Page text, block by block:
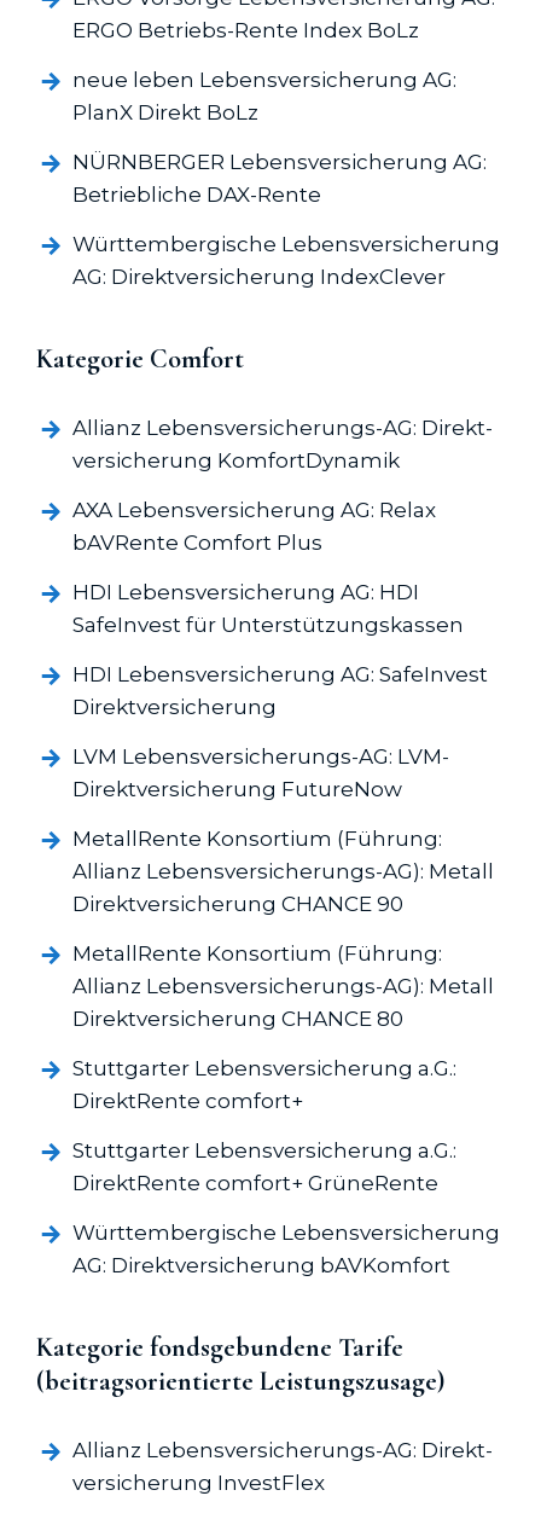
ERGO Betriebs-Rente Index BoLz
neue leben Lebens­versicherung AG:
PlanX Direkt BoLz
NÜRNBERGER Lebens­versicherung AG:
Betriebliche DAX-Rente
Württembergische Lebens­versicherung
AG: Direkt­versicherung IndexClever
Kategorie Comfort
Allianz Lebens­versicherungs-AG: Direkt­
versicherung KomfortDynamik
AXA Lebens­versicherung AG: Relax
bAVRente Comfort Plus
HDI Lebens­versicherung AG: HDI
SafeInvest für Unterstützungs­kassen
HDI Lebens­versicherung AG: SafeInvest
Direkt­versicherung
LVM Lebens­versicherungs-AG: LVM-
Direkt­versicherung FutureNow
MetallRente Konsortium (Führung:
Allianz Lebens­versicherungs-AG): Metall
Direkt­versicherung CHANCE 90
MetallRente Konsortium (Führung:
Allianz Lebens­versicherungs-AG): Metall
Direkt­versicherung CHANCE 80
Stuttgarter Lebens­versicherung a.G.:
DirektRente comfort+
Stuttgarter Lebens­versicherung a.G.:
DirektRente comfort+ GrüneRente
Württembergische Lebens­versicherung
AG: Direkt­versicherung bAVKomfort
Kategorie fondsgebundene Tarife
(beitragsorientierte Leistungszusage)
Allianz Lebens­versicherungs-AG: Direkt­
versicherung InvestFlex